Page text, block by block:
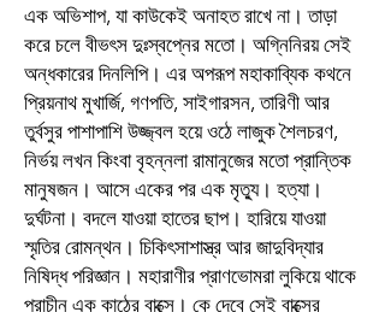
এক অভিশাপ, যা কাউকেই অনাহত রাখে না। তাড়া
করে চলে বীভৎস দুঃস্বপ্নের মতো। অগ্নিনিরয় সেই
অন্ধকারের দিনলিপি। এর অপরূপ মহাকাব্যিক কথনে
প্রিয়নাথ মুখার্জি, গণপতি, সাইগারসন, তারিণী আর
তুর্বসুর পাশাপাশি উজ্জ্বল হয়ে ওঠে লাজুক শৈলচরণ,
নির্ভয় লখন কিংবা বৃহন্নলা রামানুজের মতো প্রান্তিক
মানুষজন। আসে একের পর এক মৃত্যু। হত্যা।
দুর্ঘটনা। বদলে যাওয়া হাতের ছাপ। হারিয়ে যাওয়া
স্মৃতির রোমন্থন। চিকিৎসাশাস্ত্র আর জাদুবিদ্যার
নিষিদ্ধ পরিজ্ঞান। মহারাণীর প্রাণভোমরা লুকিয়ে থাকে
প্রাচীন এক কাঠের বাক্সে। কে দেবে সেই বাক্সের